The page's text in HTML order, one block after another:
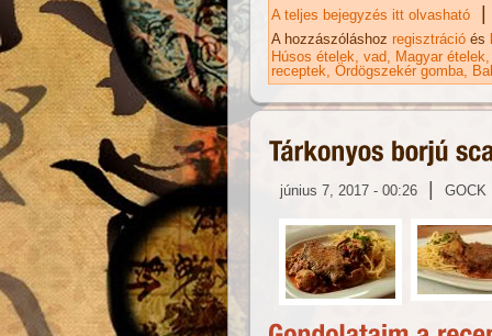
A teljes bejegyzés itt olvasható |
A hozzászóláshoz regisztráció és
Húsos ételek vad
Magyar ételek
receptek Ördögszekér gomba
június 7, 2017 - 00:26 | GOCK